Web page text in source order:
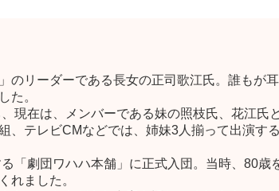
のリーダーである長女の正司歌江氏。誰もが
た。
現在は、メンバーである妹の照枝氏、花江氏
、テレビCMなどでは、姉妹3人揃って出演す
「劇団ワハハ本舗」に正式入団。当時、80歳
れました。